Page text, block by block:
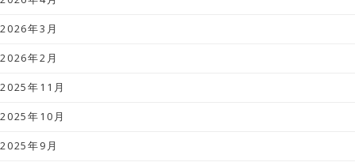
2026年3月
2026年2月
2025年11月
2025年10月
2025年9月